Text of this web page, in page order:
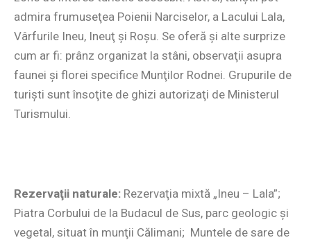
admira frumuseţea Poienii Narciselor, a Lacului Lala,
Vârfurile Ineu, Ineuţ şi Roşu. Se oferă şi alte surprize
cum ar fi: prânz organizat la stâni, observaţii asupra
faunei şi florei specifice Munţilor Rodnei. Grupurile de
turişti sunt însoţite de ghizi autorizaţi de Ministerul
Turismului.
Rezervaţii naturale: Rezervaţia mixtă „Ineu – Lala”;
Piatra Corbului de la Budacul de Sus, parc geologic şi
vegetal, situat în munţii Călimani; Muntele de sare de